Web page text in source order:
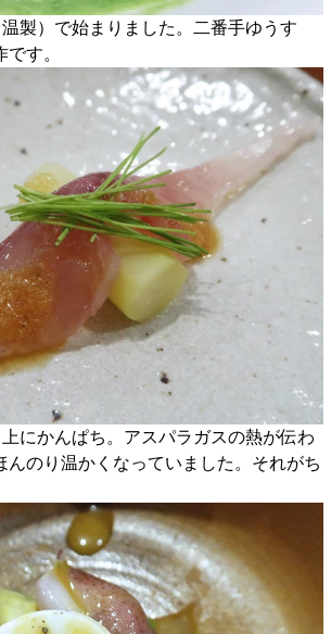
製）で始まりました。二番手ゆうす
す。
にかんぱち。アスパラガスの熱が伝わ
んのり温かくなっていました。それがち